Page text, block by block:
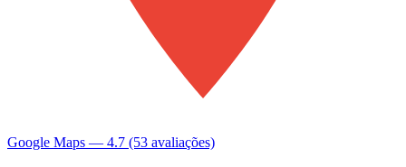
Google Maps — 4.7 (53 avaliações)